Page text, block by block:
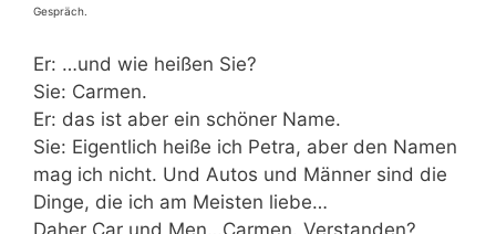
Gespräch.
Er: …und wie heißen Sie?
Sie: Carmen.
Er: das ist aber ein schöner Name.
Sie: Eigentlich heiße ich Petra, aber den Namen
mag ich nicht. Und Autos und Männer sind die
Dinge, die ich am Meisten liebe…
Daher Car und Men…Carmen. Verstanden?